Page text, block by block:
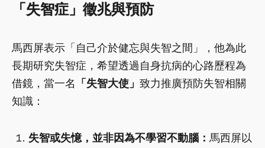
「失智症」徵兆與預防
馬西屏表示「自己介於健忘與失智之間」，他為此
長期研究失智症，希望透過自身抗病的心路歷程為
借鏡，當一名
「失智大使」 致力推廣預防失智相關
知識：
失智或失憶，並非因為不學習不動腦： 馬西屏以